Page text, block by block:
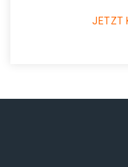
JETZT